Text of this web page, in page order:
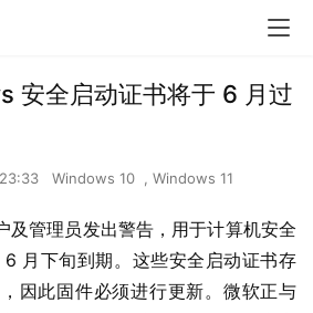
安全启动证书将于 6 月过
Windows 10 , Windows 11
管理员发出警告，用于计算机安全
月下旬到期。这些安全启动证书存
因此固件必须进行更新。微软正与